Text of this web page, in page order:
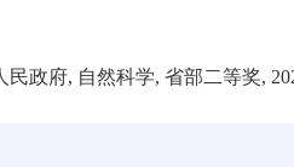
政府, 自然科学, 省部二等奖,